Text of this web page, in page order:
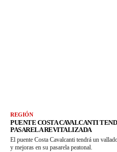
REGIÓN
PUENTE COSTA CAVALCANTI
PASARELA REVITALIZADA
El puente Costa Cavalcanti tendrá un
y mejoras en su pasarela peatonal.